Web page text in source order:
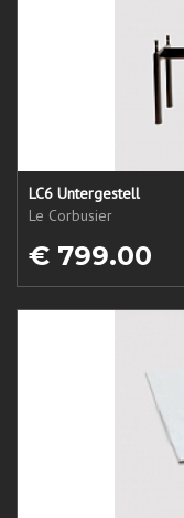
LC6 Untergestell
Le Corbusier
€ 799.00